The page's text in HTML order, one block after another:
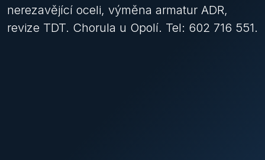
nerezavějící oceli, výměna armatur ADR,
revize TDT. Chorula u Opolí. Tel: 602 716 551.